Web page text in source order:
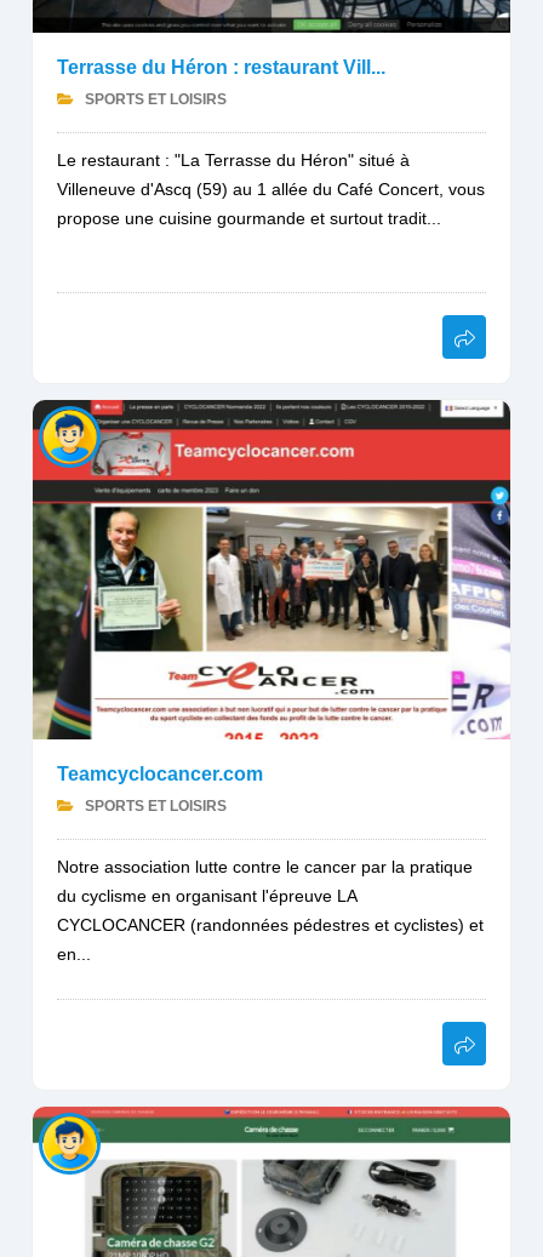
Terrasse du Héron : restaurant Vill...
SPORTS ET LOISIRS
Le restaurant : "La Terrasse du Héron" situé à
Villeneuve d'Ascq (59) au 1 allée du Café Concert, vous
propose une cuisine gourmande et surtout tradit...
Teamcyclocancer.com
SPORTS ET LOISIRS
Notre association lutte contre le cancer par la pratique
du cyclisme en organisant l'épreuve LA
CYCLOCANCER (randonnées pédestres et cyclistes) et
en...